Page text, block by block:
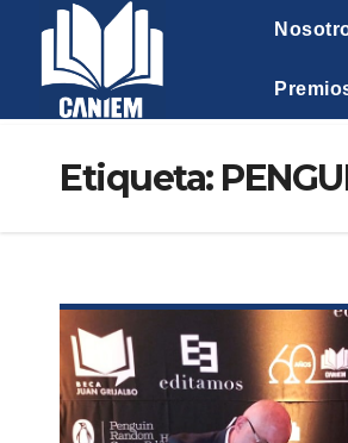
Etiqueta: